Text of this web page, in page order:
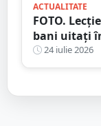
ACTUALITATE
FOTO.
bani uitați
să stea pe
24 iulie 2026